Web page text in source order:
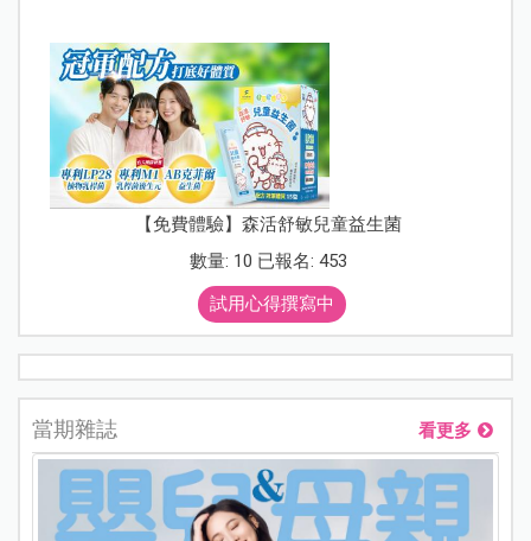
【免費體驗】森活舒敏兒童益生菌
數量: 10 已報名: 453
試用心得撰寫中
當期雜誌 看更多